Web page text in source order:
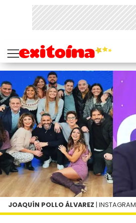
JOAQUÍN POLLO ÁLVAREZ | INSTAGRAM